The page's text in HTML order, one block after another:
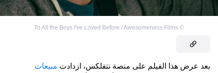
©
To All the Boys I've Loved Before / Awesomeness Films
بعد عرض هذا الفيلم على منصة نتفلكس، ازدادت مبيعات